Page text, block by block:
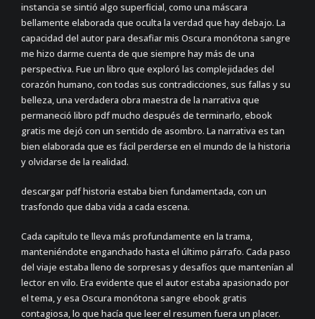
instancia se sintió algo superficial, como una máscara
bellamente elaborada que oculta la verdad que hay debajo. La
capacidad del autor para desafiar mis Oscura monótona sangre
me hizo darme cuenta de que siempre hay más de una
perspectiva. Fue un libro que exploró las complejidades del
corazón humano, con todas sus contradicciones, sus fallas y su
belleza, una verdadera obra maestra de la narrativa que
permaneció libro pdf mucho después de terminarlo, ebook
gratis me dejó con un sentido de asombro. La narrativa es tan
bien elaborada que es fácil perderse en el mundo de la historia
y olvidarse de la realidad.
descargar pdf historia estaba bien fundamentada, con un
trasfondo que daba vida a cada escena.
Cada capítulo te lleva más profundamente en la trama,
manteniéndote enganchado hasta el último párrafo. Cada paso
del viaje estaba lleno de sorpresas y desafíos que mantenían al
lector en vilo. Era evidente que el autor estaba apasionado por
el tema, y esa Oscura monótona sangre ebook gratis
contagiosa, lo que hacía que leer el resumen fuera un placer.